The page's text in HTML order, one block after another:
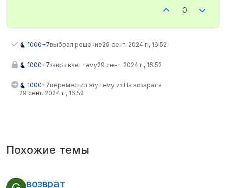
0
1000+7выбрал решение29 сент. 2024 г., 16:52
1000+7закрывает тему29 сент. 2024 г., 16:52
1000+7переместил эту тему из На возврат в
29 сент. 2024 г., 16:52
Похожие темы
возврат